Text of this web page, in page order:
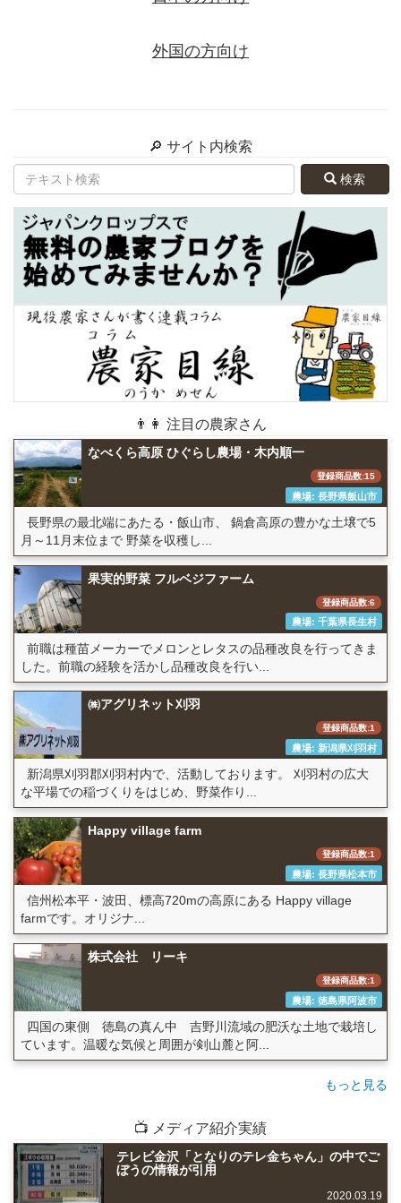
外国の方向け
🔎 サイト内検索
検索
👨👩 注目の農家さん
なべくら高原 ひぐらし農場・木内順一
登録商品数:15
農場: 長野県飯山市
長野県の最北端にあたる・飯山市、 鍋倉高原の豊かな土壌で5
月～11月末位まで 野菜を収穫し...
果実的野菜 フルベジファーム
登録商品数:6
農場: 千葉県長生村
前職は種苗メーカーでメロンとレタスの品種改良を行ってきま
した。前職の経験を活かし品種改良を行い...
㈱アグリネット刈羽
登録商品数:1
農場: 新潟県刈羽村
新潟県刈羽郡刈羽村内で、活動しております。 刈羽村の広大
な平場での稲づくりをはじめ、野菜作り...
Happy village farm
登録商品数:1
農場: 長野県松本市
信州松本平・波田、標高720mの高原にある Happy village
farmです。オリジナ...
株式会社 リーキ
登録商品数:1
農場: 徳島県阿波市
四国の東側 徳島の真ん中 吉野川流域の肥沃な土地で栽培し
ています。温暖な気候と周囲が剣山麓と阿...
もっと見る
📺 メディア紹介実績
テレビ金沢「となりのテレ金ちゃん」の中でご
ぼうの情報が引用
2020.03.19